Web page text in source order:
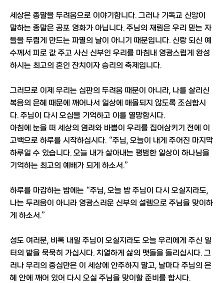
세상은 종말을 두려움으로 이야기합니다. 그러나 기독교 신앙이
말하는 종말은 공포 영화가 아닙니다. 주님의 재림은 우리 믿는 자
들을 두렵게 만드는 파멸의 날이 아니기 때문입니다. 신랑 되신 예
수께서 피로 값 주고 사신 신부인 우리를 마침내 영광스럽게 완성
하시는 최고의 혼인 잔치이자 승리의 축제입니다.
그러므로 이제 우리는 심판의 두려움 때문이 아니라, 나를 살리신
복음의 은혜 때문에 깨어나서 일상에 매몰되지 않도록 조심합시
다. 주님이 다시 오심을 기억하고 이를 열망합시다.
아침에 눈을 떠 세상의 염려와 바쁨이 우리를 집어삼키기 전에 이
고백으로 하루를 시작하십시다. “주님, 오늘이 내게 주어진 마지막
하루일 수 있습니다. 오늘 내가 살아내는 평범한 일상이 하나님을
기억하는 최고의 예배가 되게 하소서.”
하루를 마감하는 밤에는 “주님, 오늘 밤 주님이 다시 오실지라도,
나는 두려움이 아니라 영광스러운 신부의 설렘으로 주님을 맞이하
게 하소서.”
성도 여러분, 비록 내일 주님이 오실지라도 오늘 우리에게 주신 일
터의 밭을 묵묵히 가십시다. 치열하게 삶의 맷돌을 돌리십시다. 그
러나 우리의 중심만은 이 세상에 안주하지 말고, 날마다 주님의 은
혜 안에 깨어 있어 다시 오실 주님을 맞이할 준비를 합시다.